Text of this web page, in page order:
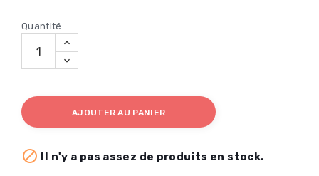
Quantité
AJOUTER AU PANIER
 Il n'y a pas assez de produits en stock.